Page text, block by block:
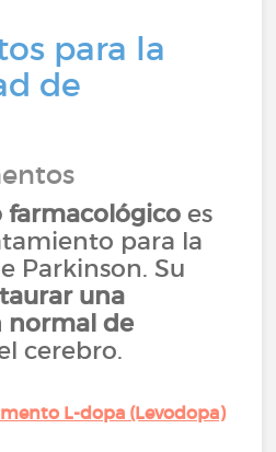
para la
de
es
para la
Parkinson. Su
una
normal de
cerebro.
L-dopa (Levodopa)